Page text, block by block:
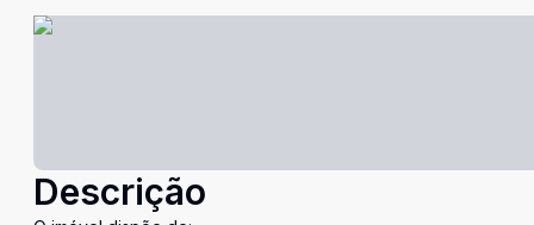
Descrição